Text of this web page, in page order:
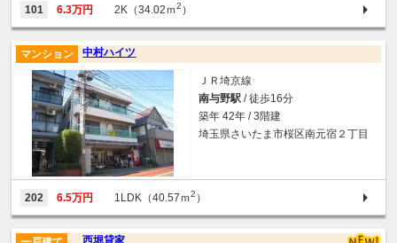
101 6.3万円 2K（34.02ｍ2 ）
中村ハイツ
マンション
ＪＲ埼京線
南与野駅 / 徒歩16分
築年 42年 / 3階建
埼玉県さいたま市桜区南元宿２丁目
202 6.5万円 1LDK（40.57ｍ2 ）